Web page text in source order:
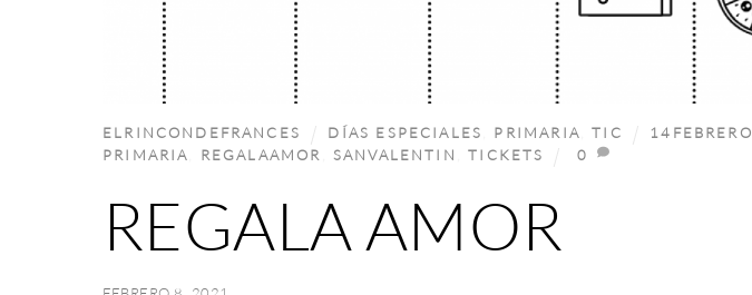
REGALA AMOR
ELRINCONDEFRANCES DÍAS ESPECIALES PRIMARIA ,TIC 14FEBRERO
PRIMARIA
REGALAAMOR SANVALENTIN ,TICKETS 0